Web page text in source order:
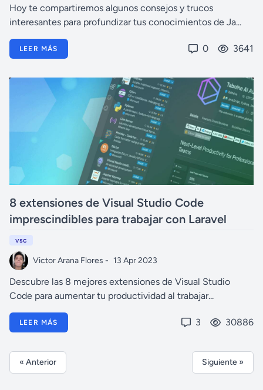
Hoy te compartiremos algunos consejos y trucos
interesantes para profundizar tus conocimientos de Ja...
LEER MÁS 0 3641
8 extensiones de Visual Studio Code
imprescindibles para trabajar con Laravel
vsc
Victor Arana Flores - 13 Apr 2023
Descubre las 8 mejores extensiones de Visual Studio
Code para aumentar tu productividad al trabajar...
LEER MÁS 3 30886
« Anterior Siguiente »